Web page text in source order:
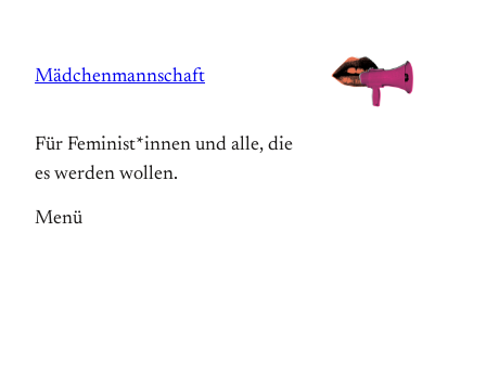
springen
Mädchenmannschaft
Für Feminist*innen und alle, die
es werden wollen.
Menü